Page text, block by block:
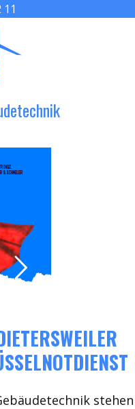
ENGEL
& SCHNELLER
stehen